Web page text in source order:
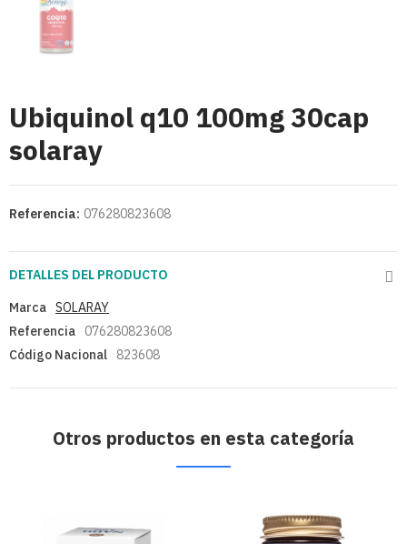
Ubiquinol q10 100mg 30cap
solaray
Referencia: 076280823608
DETALLES DEL PRODUCTO
Marca SOLARAY
Referencia
076280823608
Código Nacional
823608
Otros productos en esta categoría